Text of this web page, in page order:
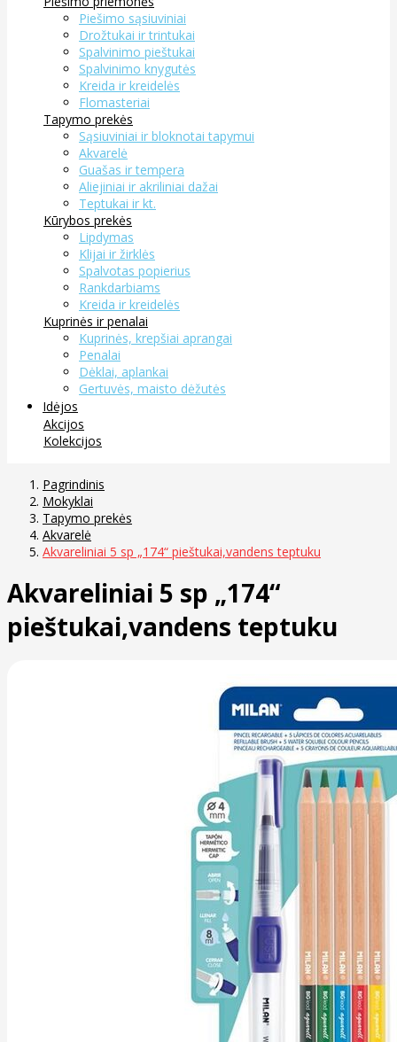
Piešimo sąsiuviniai
Drožtukai ir trintukai
Spalvinimo pieštukai
Spalvinimo knygutės
Kreida ir kreidelės
Flomasteriai
Tapymo prekės
Sąsiuviniai ir bloknotai tapymui
Akvarelė
Guašas ir tempera
Aliejiniai ir akriliniai dažai
Teptukai ir kt.
Kūrybos prekės
Lipdymas
Klijai ir žirklės
Spalvotas popierius
Rankdarbiams
Kreida ir kreidelės
Kuprinės ir penalai
Kuprinės, krepšiai aprangai
Penalai
Dėklai, aplankai
Gertuvės, maisto dėžutės
Idėjos
Akcijos
Kolekcijos
Pagrindinis
Mokyklai
Tapymo prekės
Akvarelė
Akvareliniai 5 sp „174“ pieštukai,vandens teptuku
Akvareliniai 5 sp „174“
pieštukai,vandens teptuku